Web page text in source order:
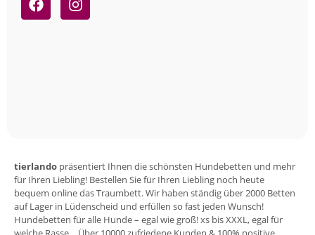
tierlando präsentiert Ihnen die schönsten Hundebetten und mehr
für Ihren Liebling! Bestellen Sie für Ihren Liebling noch heute
bequem online das Traumbett. Wir haben ständig über 2000 Betten
auf Lager in Lüdenscheid und erfüllen so fast jeden Wunsch!
Hundebetten für alle Hunde – egal wie groß! xs bis XXXL, egal für